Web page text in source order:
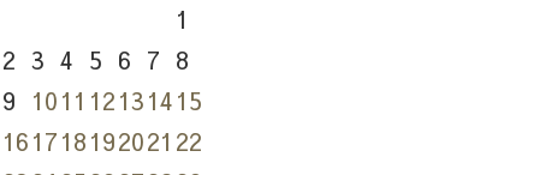
1
2 3 4 5 6 7 8
9 1011 12131415
161718192021 22